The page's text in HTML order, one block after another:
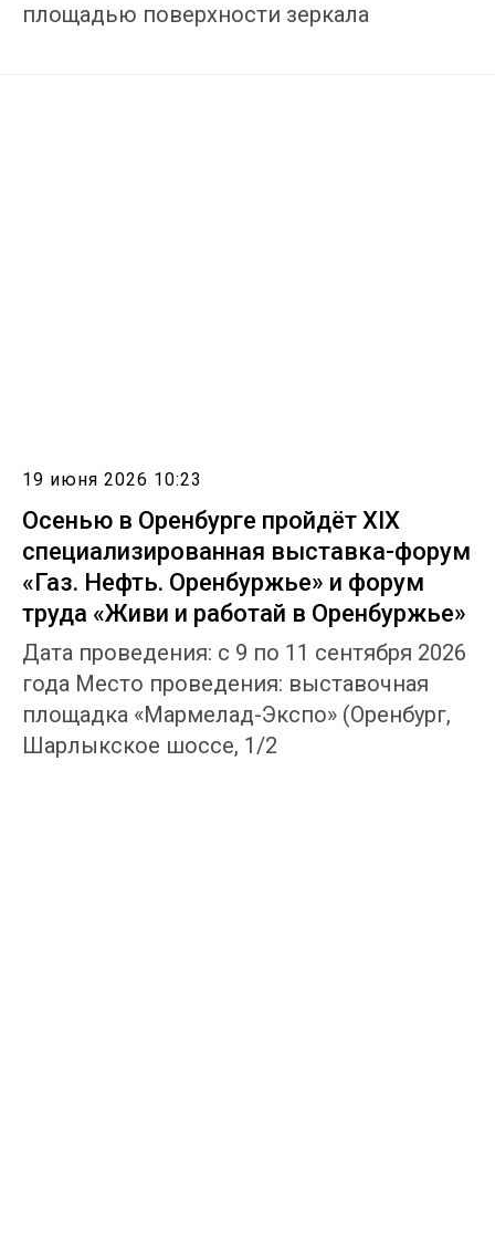
площадью поверхности зеркала
19 июня 2026 10:23
Осенью в Оренбурге пройдёт XIX
специализированная выставка-форум
«Газ. Нефть. Оренбуржье» и форум
труда «Живи и работай в Оренбуржье»
Дата проведения: с 9 по 11 сентября 2026
года Место проведения: выставочная
площадка «Мармелад-Экспо» (Оренбург,
Шарлыкское шоссе, 1/2